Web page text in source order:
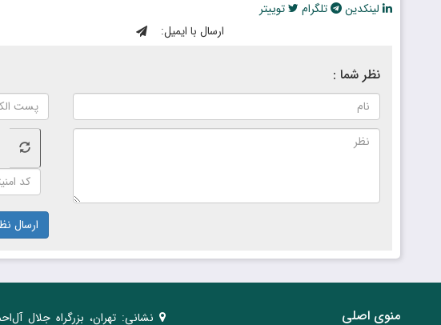
لینکدین تلگرام
توییتر
ارسال با ایمیل:
نظر شما :
ارسال
منوی اصلی
نشانی: تهران، ‌بزرگراه ‌جلال